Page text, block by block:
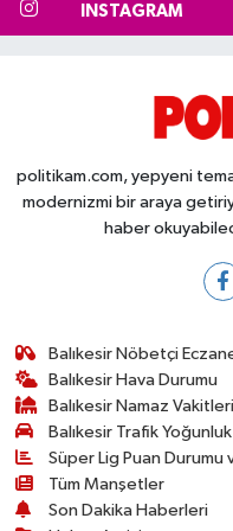
INSTAGRAM
politikam.com, yepyeni
modernizmi bir araya
haber
Balıkesir Nöbetçi
Balıkesir Hava Durumu
Balıkesir Namaz Vakitleri
Balıkesir Trafik
Süper Lig Puan Durumu
Tüm Manşetler
Son Dakika Haberleri